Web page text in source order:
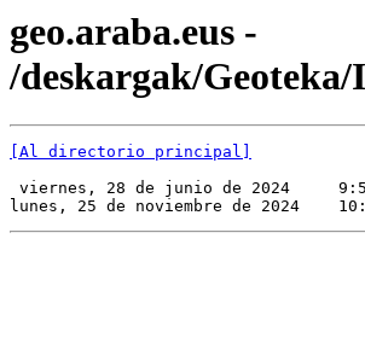
geo.araba.eus -
/deskargak/Geoteka/
[Al directorio principal]
viernes, 28 de junio de 2024
lunes, 25 de noviembre de 2024